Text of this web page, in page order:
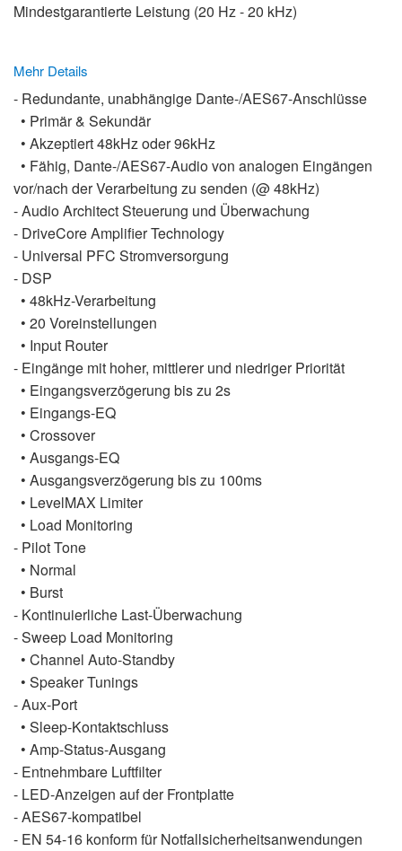
Mindestgarantierte Leistung (20 Hz - 20 kHz)
Mehr Details
- Redundante, unabhängige Dante-/AES67-Anschlüsse
• Primär & Sekundär
• Akzeptiert 48kHz oder 96kHz
• Fähig, Dante-/AES67-Audio von analogen Eingängen
vor/nach der Verarbeitung zu senden (@ 48kHz)
- Audio Architect Steuerung und Überwachung
- DriveCore Amplifier Technology
- Universal PFC Stromversorgung
- DSP
• 48kHz-Verarbeitung
• 20 Voreinstellungen
• Input Router
- Eingänge mit hoher, mittlerer und niedriger Priorität
• Eingangsverzögerung bis zu 2s
• Eingangs-EQ
• Crossover
• Ausgangs-EQ
• Ausgangsverzögerung bis zu 100ms
• LevelMAX Limiter
• Load Monitoring
- Pilot Tone
• Normal
• Burst
- Kontinuierliche Last-Überwachung
- Sweep Load Monitoring
• Channel Auto-Standby
• Speaker Tunings
- Aux-Port
• Sleep-Kontaktschluss
• Amp-Status-Ausgang
- Entnehmbare Luftfilter
- LED-Anzeigen auf der Frontplatte
- AES67-kompatibel
- EN 54-16 konform für Notfallsicherheitsanwendungen